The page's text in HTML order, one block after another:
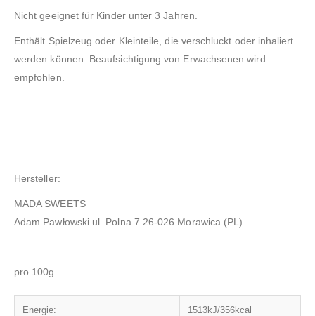
Nicht geeignet für Kinder unter 3 Jahren.
Enthält Spielzeug oder Kleinteile, die verschluckt oder inhaliert
werden können. Beaufsichtigung von Erwachsenen wird
empfohlen.
Hersteller:
MADA SWEETS
Adam Pawłowski ul. Polna 7 26-026 Morawica (PL)
pro 100g
Energie: 1513kJ/356kcal